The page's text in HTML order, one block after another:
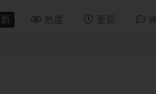
热度 更新